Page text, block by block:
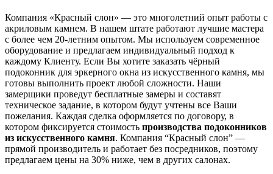
Компания «Красный слон» — это многолетний опыт работы с
акриловым камнем. В нашем штате работают лучшие мастера
с более чем 20-летним опытом. Мы используем современное
оборудование и предлагаем индивидуальный подход к
каждому Клиенту. Если Вы хотите заказать чёрный
подоконник для эркерного окна из искусственного камня, мы
готовы выполнить проект любой сложности. Наши
замерщики проведут бесплатные замеры и составят
техническое задание, в котором будут учтены все Ваши
пожелания. Каждая сделка оформляется по договору, в
котором фиксируется стоимость производства подоконников
из искусственного камня. Компания “Красный слон” —
прямой производитель и работает без посредников, поэтому
предлагаем цены на 30% ниже, чем в других салонах.